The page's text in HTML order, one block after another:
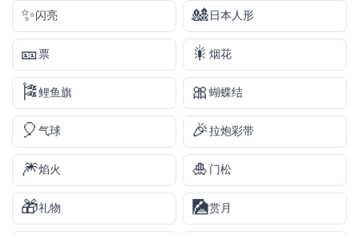
✨闪亮 🎎日本人形
🎫票 🎇 烟花
🎏鲤鱼旗 🎀 蝴蝶结
🎈 气球 🎉拉炮彩带
🎆焰火 🎍门松
🎁礼物 🎑赏月